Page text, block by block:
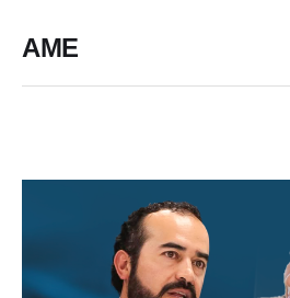
AME